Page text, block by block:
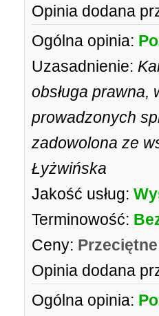
Opinia dodana
Ogólna opinia:
Uzasadnienie:
obsługa
prowadzonych
zadowolona ze
Łyżwińska
Jakość usług:
Terminowość:
Ceny: Przeciętne
Opinia dodana
Ogólna opinia: